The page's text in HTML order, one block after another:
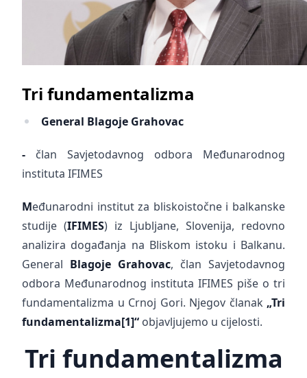
Tri fundamentalizma
General Blagoje Grahovac
- član Savjetodavnog odbora Međunarodnog
instituta IFIMES
Međunarodni institut za bliskoistočne i balkanske
studije (IFIMES) iz Ljubljane, Slovenija, redovno
analizira događanja na Bliskom istoku i Balkanu.
General Blagoje Grahovac, član Savjetodavnog
odbora Međunarodnog instituta IFIMES piše o tri
fundamentalizma u Crnoj Gori. Njegov članak „Tri
fundamentalizma[1]“ objavljujemo u cijelosti.
Tri fundamentalizma